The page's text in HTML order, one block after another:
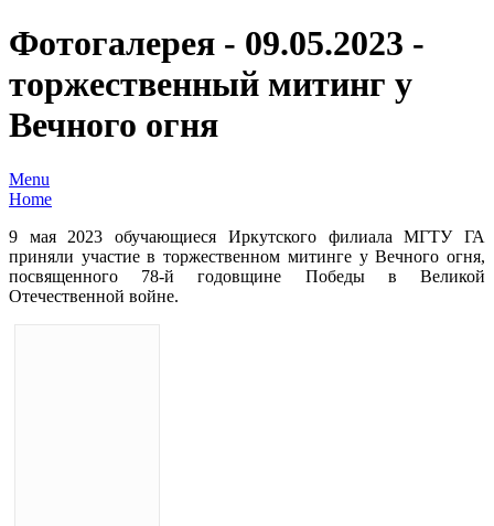
Фотогалерея - 09.05.2023 -
торжественный митинг у
Вечного огня
Menu
Home
9 мая 2023 обучающиеся Иркутского филиала МГТУ ГА
приняли участие в торжественном митинге у Вечного огня,
посвященного 78-й годовщине Победы в Великой
Отечественной войне.